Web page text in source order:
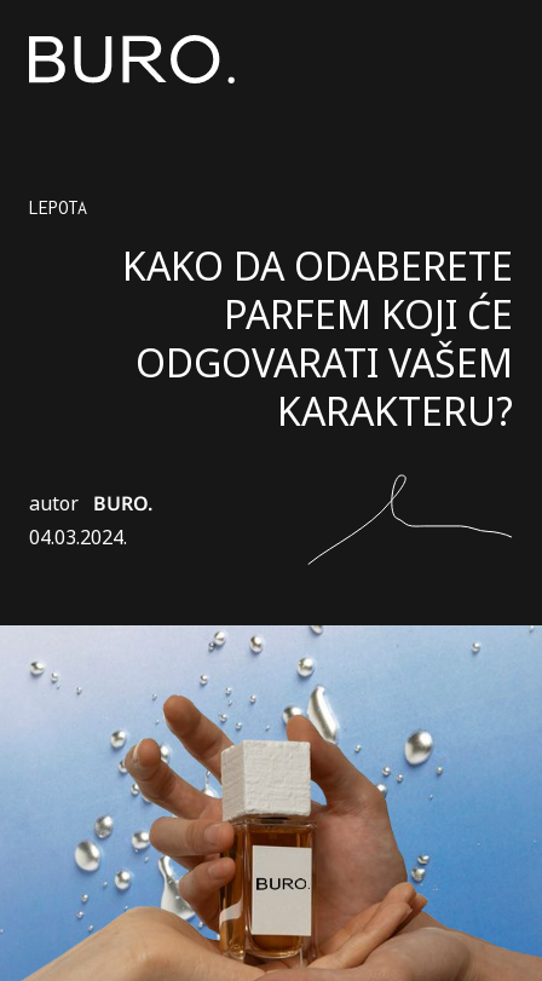
LEPOTA
KAKO DA ODABERETE
PARFEM KOJI ĆE
ODGOVARATI VAŠEM
KARAKTERU?
autor BURO.
04.03.2024.